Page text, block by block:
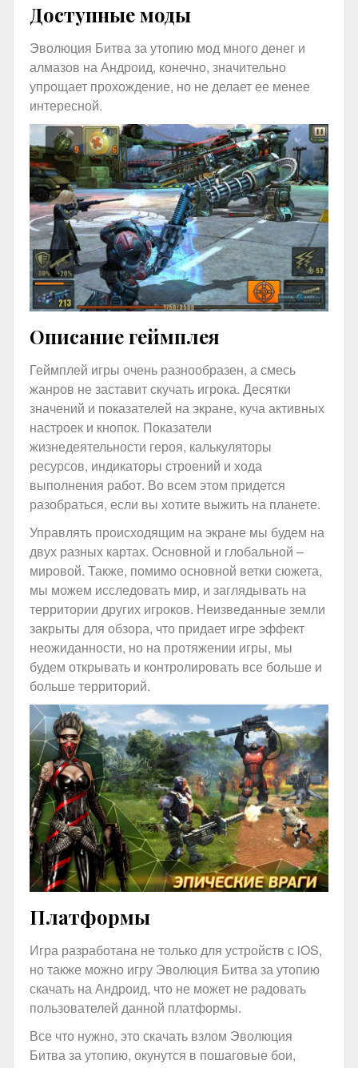
Доступные моды
Эволюция Битва за утопию мод много денег и
алмазов на Андроид, конечно, значительно
упрощает прохождение, но не делает ее менее
интересной.
Описание геймплея
Геймплей игры очень разнообразен, а смесь
жанров не заставит скучать игрока. Десятки
значений и показателей на экране, куча активных
настроек и кнопок. Показатели
жизнедеятельности героя, калькуляторы
ресурсов, индикаторы строений и хода
выполнения работ. Во всем этом придется
разобраться, если вы хотите выжить на планете.
Управлять происходящим на экране мы будем на
двух разных картах. Основной и глобальной –
мировой. Также, помимо основной ветки сюжета,
мы можем исследовать мир, и заглядывать на
территории других игроков. Неизведанные земли
закрыты для обзора, что придает игре эффект
неожиданности, но на протяжении игры, мы
будем открывать и контролировать все больше и
больше территорий.
Платформы
Игра разработана не только для устройств с iOS,
но также можно игру Эволюция Битва за утопию
скачать на Андроид, что не может не радовать
пользователей данной платформы.
Все что нужно, это скачать взлом Эволюция
Битва за утопию, окунутся в пошаговые бои,